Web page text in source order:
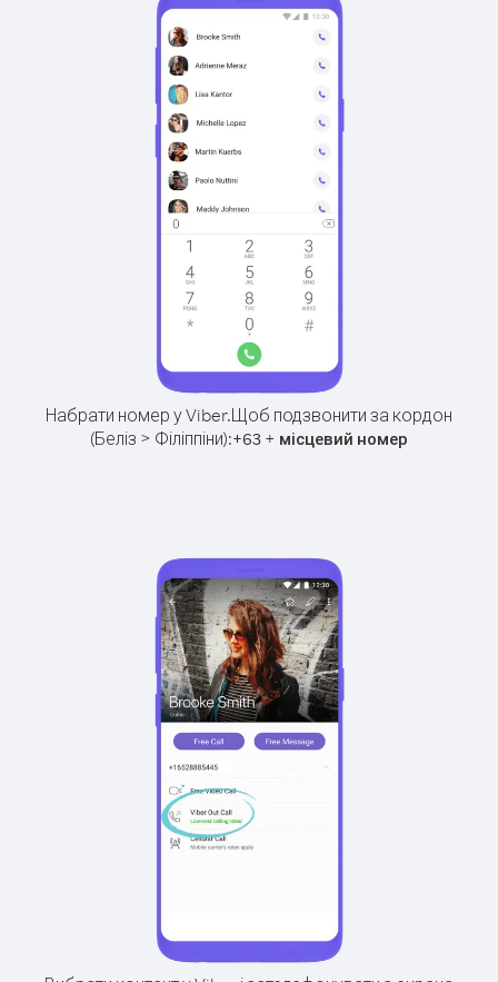
Набрати номер у Viber.Щоб подзвонити за кордон
(Беліз > Філіппіни):+63 + місцевий номер